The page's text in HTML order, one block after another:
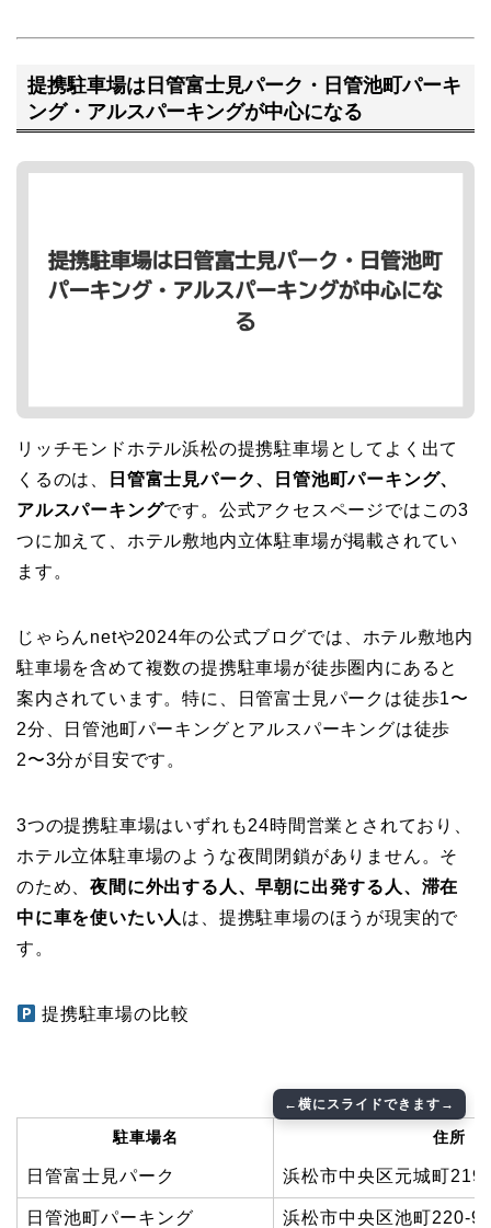
提携駐車場は日管富士見パーク・日管池町パーキ
ング・アルスパーキングが中心になる
リッチモンドホテル浜松の提携駐車場としてよく出て
くるのは、
日管富士見パーク、日管池町パーキング、
アルスパーキングです。公式アクセスページではこの3
つに加えて、ホテル敷地内立体駐車場が掲載されてい
ます。
じゃらんnetや2024年の公式ブログでは、ホテル敷地内
駐車場を含めて複数の提携駐車場が徒歩圏内にあると
案内されています。特に、日管富士見パークは徒歩1〜
2分、日管池町パーキングとアルスパーキングは徒歩
2〜3分が目安です。
3つの提携駐車場はいずれも24時間営業とされており、
ホテル立体駐車場のような夜間閉鎖がありません。そ
のため、夜間に外出する人、早朝に出発する人、滞在
中に車を使いたい人 は、提携駐車場のほうが現実的で
す。
提携駐車場の比較
駐車場名 住所
日管富士見パーク 浜松市中央区元城町
日管池町パーキング 浜松市中央区池町220-9